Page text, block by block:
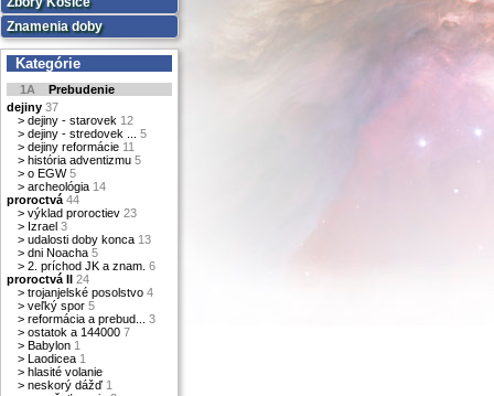
Znamenia doby
Kategórie
1A Prebudenie
dejiny 37
> dejiny - starovek 12
> dejiny - stredovek ...
5
> dejiny reformácie 11
> história adventizmu 5
> o EGW 5
> archeológia 14
proroctvá 44
> výklad proroctiev 23
> Izrael 3
> udalosti doby konca 13
> dni Noacha 5
> 2. príchod JK a znam. 6
proroctvá II 24
> trojanjelské posolstvo 4
> veľký spor 5
> reformácia a prebud...
3
> ostatok a 144000 7
> Babylon 1
> Laodicea 1
> hlasité volanie
> neskorý dážď 1